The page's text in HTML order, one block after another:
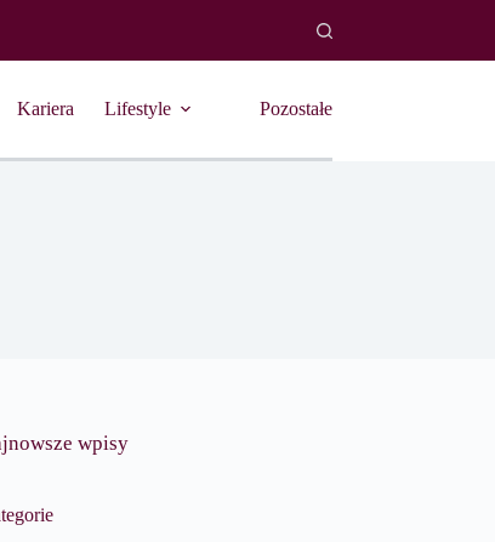
Kariera Lifestyle Pozostałe
wpisy